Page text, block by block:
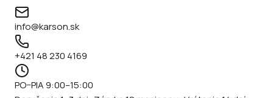
info@karson.sk
+421 48 230 4169
PO–PIA 9:00–15:00